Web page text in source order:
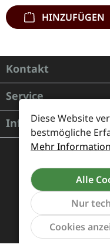
HINZUFÜGEN
Kontakt
Service
Informationen
Diese Website
bestmögliche
Mehr
Alle
Nur
Cookies